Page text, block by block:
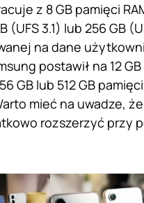
z 8 GB pamięci
(UFS 3.1) lub 256 GB
na dane
postawił na 12 GB
GB lub 512 GB pamięci
mieć na uwadze,
rozszerzyć przy